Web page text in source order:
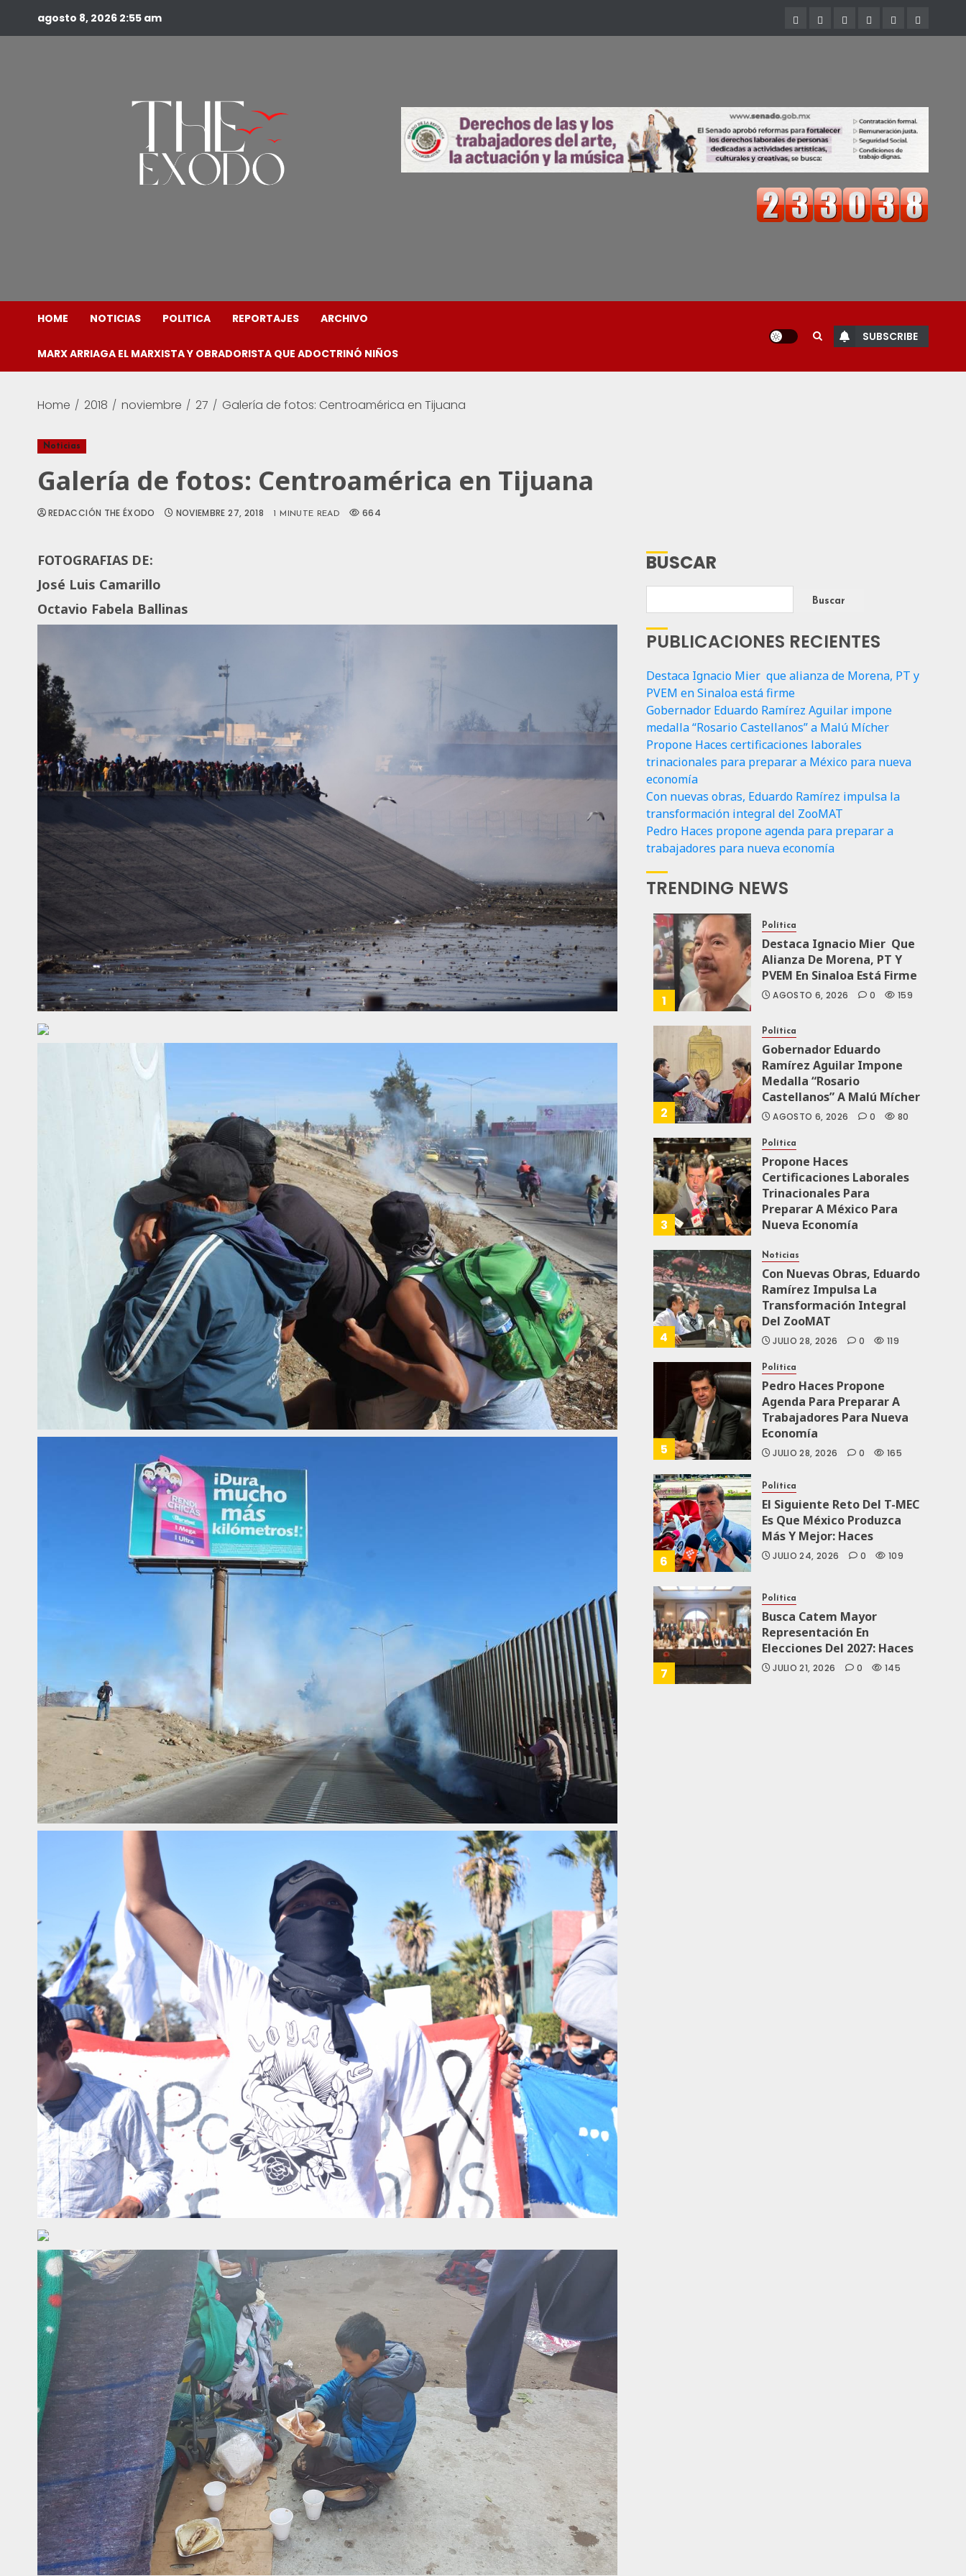
agosto 8, 2026 2:55 am
HOME NOTICIAS POLITICA REPORTAJES ARCHIVO
MARX ARRIAGA EL MARXISTA Y OBRADORISTA QUE ADOCTRINÓ NIÑOS
SUBSCRIBE
Home 2018 noviembre 27 Galería de fotos: Centroamérica en Tijuana
Noticias
Galería de fotos: Centroamérica en Tijuana
REDACCIÓN THE ÉXODO NOVIEMBRE 27, 2018 1 MINUTE READ 664
FOTOGRAFIAS DE:
José Luis Camarillo
Octavio Fabela Ballinas
BUSCAR
Buscar
PUBLICACIONES RECIENTES
Destaca Ignacio Mier que alianza de Morena, PT y
PVEM en Sinaloa está firme
Gobernador Eduardo Ramírez Aguilar impone
medalla “Rosario Castellanos” a Malú Mícher
Propone Haces certificaciones laborales
trinacionales para preparar a México para nueva
economía
Con nuevas obras, Eduardo Ramírez impulsa la
transformación integral del ZooMAT
Pedro Haces propone agenda para preparar a
trabajadores para nueva economía
TRENDING NEWS
1
Política
Destaca Ignacio Mier Que
Alianza De Morena, PT Y
PVEM En Sinaloa Está Firme
AGOSTO 6, 2026 0 159
2
Política
Gobernador Eduardo
Ramírez Aguilar Impone
Medalla “Rosario
Castellanos” A Malú Mícher
AGOSTO 6, 2026 0 80
3
Política
Propone Haces
Certificaciones Laborales
Trinacionales Para
Preparar A México Para
Nueva Economía
4
Noticias
Con Nuevas Obras, Eduardo
Ramírez Impulsa La
Transformación Integral
Del ZooMAT
JULIO 28, 2026 0 119
5
Política
Pedro Haces Propone
Agenda Para Preparar A
Trabajadores Para Nueva
Economía
JULIO 28, 2026 0 165
6
Política
El Siguiente Reto Del T-MEC
Es Que México Produzca
Más Y Mejor: Haces
JULIO 24, 2026 0 109
7
Política
Busca Catem Mayor
Representación En
Elecciones Del 2027: Haces
JULIO 21, 2026 0 145